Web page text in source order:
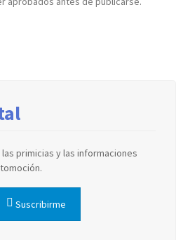
primicias y las informaciones
Suscribirme